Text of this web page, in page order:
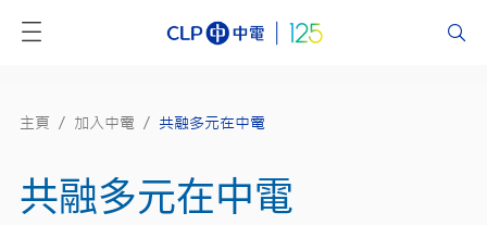
主頁 / 加入中電 / 共融多元在中電
共融多元在中電